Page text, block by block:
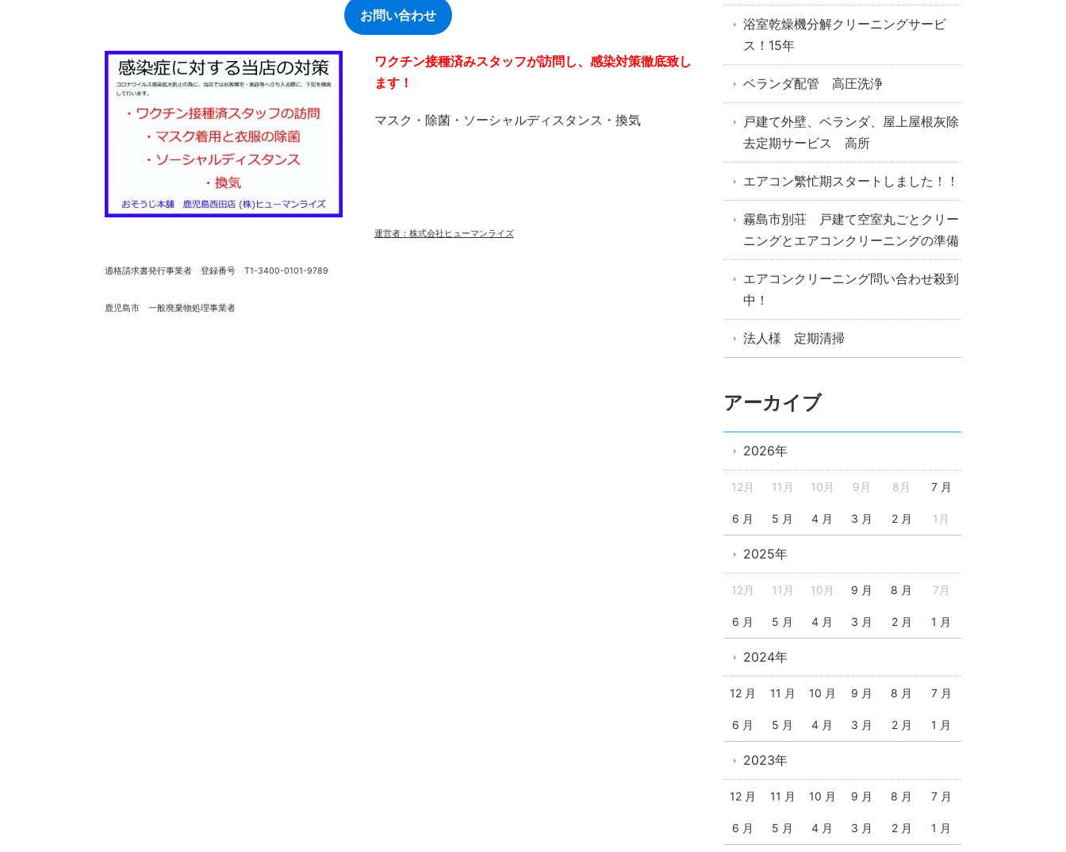
お問い合わせ
ワクチン接種済みスタッフが訪問し、感染対策徹底致し
ます！
マスク・除菌・ソーシャルディスタンス・換気
運営者：株式会社ヒューマンライズ
適格請求書発行事業者 登録番号 T1-3400-0101-9789
鹿児島市 一般廃棄物処理事業者
浴室乾燥機分解クリーニングサービ
ス！15年
ベランダ配管 高圧洗浄
戸建て外壁、ベランダ、屋上屋根灰除
去定期サービス 高所
エアコン繁忙期スタートしました！！
霧島市別荘 戸建て空室丸ごとクリー
ニングとエアコンクリーニングの準備
エアコンクリーニング問い合わせ殺到
中！
法人様 定期清掃
アーカイブ
2026年
12月 11月 10月 9月 8月 7 月
6 月 5 月 4 月 3 月 2 月 1月
2025年
12月 11月 10月 9 月 8 月 7月
6 月 5 月 4 月 3 月 2 月 1 月
2024年
12 月 11 月 10 月 9 月 8 月 7 月
6 月 5 月 4 月 3 月 2 月 1 月
2023年
12 月 11 月 10 月 9 月 8 月 7 月
6 月 5 月 4 月 3 月 2 月 1 月